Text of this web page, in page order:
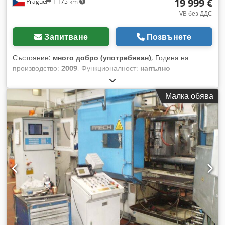
необходимото количество алуминий в камерата за
и намаляване на загубите на материал. Технически данни
на машината за леене под налягане Затваряща единица
Сила на затваряне: 4600 kN Сила на притискане във II
фаза: 180–420 kN Ход на подвижната плоча: 640 мм Сила
на изхвърляне: 240 kN Ход на изхвърляне: 145 мм
Закрепващи плочи Неподвижна плоча: 990 × 1165 мм
Подвижна плоча: 990 × 990 мм Разстояние между
колоните: 640 × 640 мм Диаметър на колоните: 120 мм
Форми Минимална височина на формата: 250 мм
Максимална височина на формата: 780 мм Инжекционна
единица Ход на буталото: 480 мм Полезен ход на буталото:
455 мм Налични диаметри на буталото: 60–110 мм
Максимално тегло на алуминиевата отливка: до 8,5 кг
Максимално налягане при леене: до 1485 бара
Хидравлична система Максимално работно налягане: 160
бара Капацитет на резервоара за масло: 850 литра
Електрически параметри Присъединителна мощност: 31,5
kW Степен на защита: IP55 Размери Габаритни размери:
7,5 × 2,4 м Височина: 2,5 м Тегло: 16 600 кг Основни
VB без ДДС
Запитване Позвънете
Състояние: много добро (употребяван), Година на
производство: 2009, Функционалност: напълно
, номер на машина/превозно средство:
2093249C, обща височина:1 050 мм, обща ширина:680
мм, входящо напрежение:400 V, мощност:8 kW (10,88
к.с.), максимално тегло на обработвания детайл:175 кг ,
налягане:2 греда, входна честота:50 Hz, Професионална
напълно автоматична вакуумно-пресова леярска машина
Schultheiss VPC 055 / 400 Sp за индукционно леене под
налягане. Произведена в Германия, тази тежкотоварна
машина е проектирана за масово, висококапацитетно
производство на бижута и индустриални детайли, където са
критични максималната скорост и термичната стабилност.
Оборудвана с мощна 3-фазна индукционна отоплителна
система и дигитален температурен контролер West 6100+,
машината осигурява бързи цикли на топене и отлична
Малка обява